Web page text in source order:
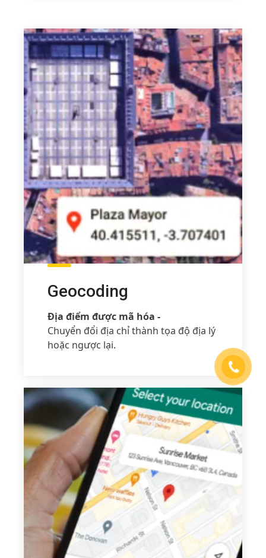
Geocoding
Địa điểm được mã hóa -
Chuyển đổi địa chỉ thành tọa độ địa lý
hoặc ngược lại.